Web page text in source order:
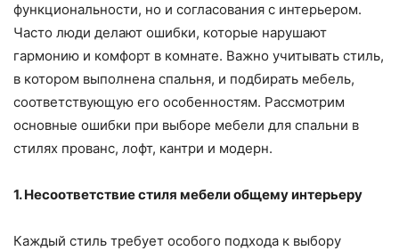
функциональности, но и согласования с интерьером.
Часто люди делают ошибки, которые нарушают
гармонию и комфорт в комнате. Важно учитывать стиль,
в котором выполнена спальня, и подбирать мебель,
соответствующую его особенностям. Рассмотрим
основные ошибки при выборе мебели для спальни в
стилях прованс, лофт, кантри и модерн.
1. Несоответствие стиля мебели общему интерьеру
Каждый стиль требует особого подхода к выбору